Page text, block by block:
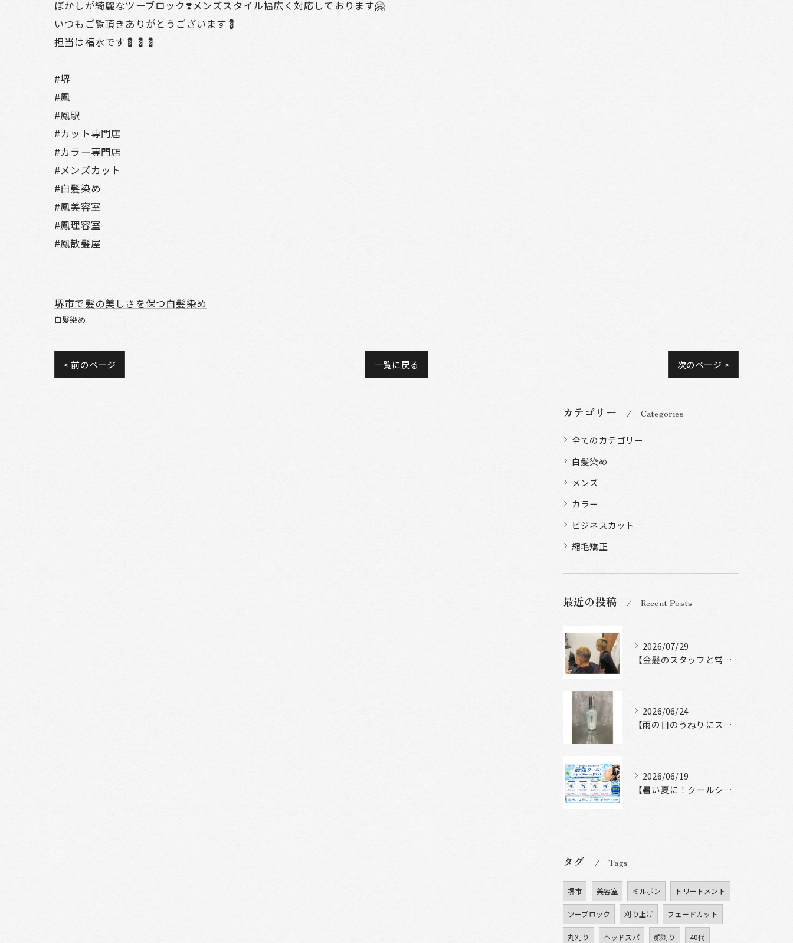
ぼかしが綺麗なツーブロック❣️メンズスタイル幅広く対応しております🤗
いつもご覧頂きありがとうございます💈
担当は福水です💈💈💈
#堺
#鳳
#鳳駅
#カット専門店
#カラー専門店
#メンズカット
#白髪染め
#鳳美容室
#鳳理容室
#鳳散髪屋
堺市で髪の美しさを保つ白髪染め
白髪染め
< 前のページ 一覧に戻る 次のページ >
カテゴリー Categories
全てのカテゴリー
白髪染め
メンズ
カラー
ビジネスカット
縮毛矯正
最近の投稿 Recent Posts
2026/07/29
【金髪のスタッフと常連様ショット】
2026/06/24
【雨の日のうねりにストレートロック】
2026/06/19
【暑い夏に！クールシャンプーヘッドスパ】
タグ Tags
堺市 美容室 ミルボン トリートメント
ツーブロック 刈り上げ フェードカット
丸刈り ヘッドスパ 顔剃り 40代